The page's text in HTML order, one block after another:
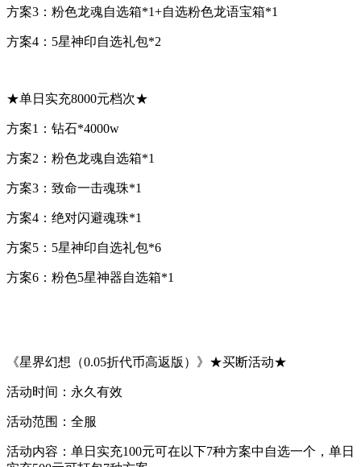
方案3：粉色龙魂自选箱*1+自选粉色龙语宝箱*1
方案4：5星神印自选礼包*2
★单日实充8000元档次★
方案1：钻石*4000w
方案2：粉色龙魂自选箱*1
方案3：致命一击魂珠*1
方案4：绝对闪避魂珠*1
方案5：5星神印自选礼包*6
方案6：粉色5星神器自选箱*1
《星界幻想（0.05折代币高返版）》★买断活动★
活动时间：永久有效
活动范围：全服
活动内容：单日实充100元可在以下7种方案中自选一个，单日